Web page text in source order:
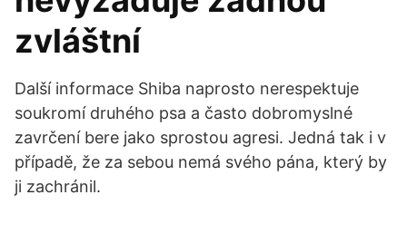
zvláštní
Další informace Shiba naprosto nerespektuje
soukromí druhého psa a často dobromyslné
zavrčení bere jako sprostou agresi. Jedná tak i v
případě, že za sebou nemá svého pána, který by
ji zachránil.